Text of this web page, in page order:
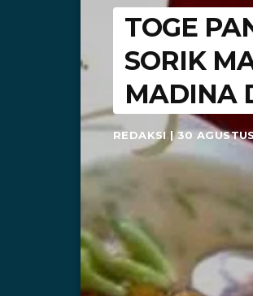
TOGE
SORIK
MADINA
REDAKSI | 30